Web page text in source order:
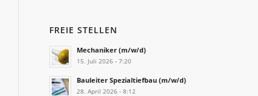
FREIE STELLEN
Mechaniker (m/w/d)
15. Juli 2026 - 7:20
Bauleiter Spezialtiefbau (m/w/d)
28. April 2026 - 8:12